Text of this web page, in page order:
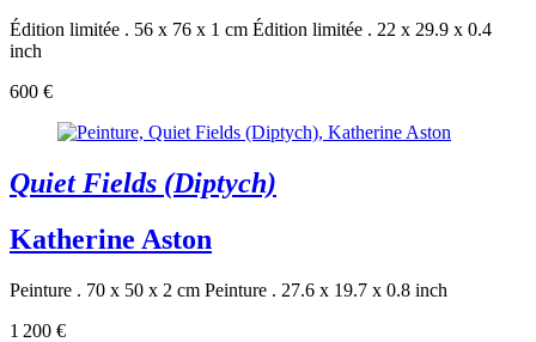
Édition limitée . 56 x 76 x 1 cm Édition limitée . 22 x 29.9 x 0.4
inch
600 €
Quiet Fields (Diptych)
Katherine Aston
Peinture . 70 x 50 x 2 cm Peinture . 27.6 x 19.7 x 0.8 inch
1 200 €